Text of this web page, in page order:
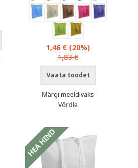
1,46 € (20%)
1,83 €
Vaata toodet
Märgi meeldivaks
Võrdle